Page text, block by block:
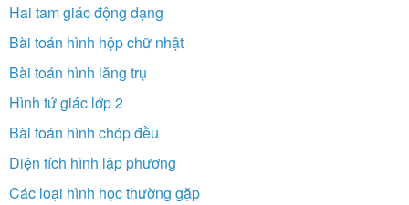
Hai tam giác động dạng
Bài toán hình hộp chữ nhật
Bài toán hình lăng trụ
Hình tứ giác lớp 2
Bài toán hình chóp đều
Diện tích hình lập phương
Các loại hình học thường gặp